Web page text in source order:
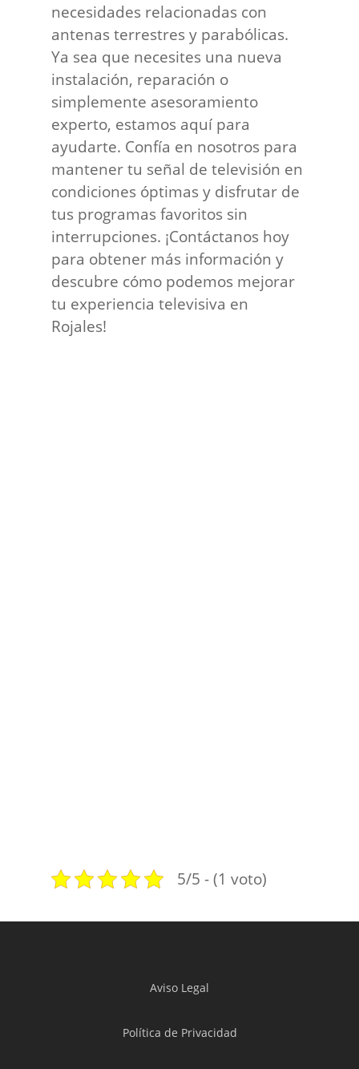
necesidades relacionadas con
antenas terrestres y parabólicas.
Ya sea que necesites una nueva
instalación, reparación o
simplemente asesoramiento
experto, estamos aquí para
ayudarte. Confía en nosotros para
mantener tu señal de televisión en
condiciones óptimas y disfrutar de
tus programas favoritos sin
interrupciones. ¡Contáctanos hoy
para obtener más información y
descubre cómo podemos mejorar
tu experiencia televisiva en
Rojales!
5/5 - (1 voto)
Aviso Legal
Política de Privacidad